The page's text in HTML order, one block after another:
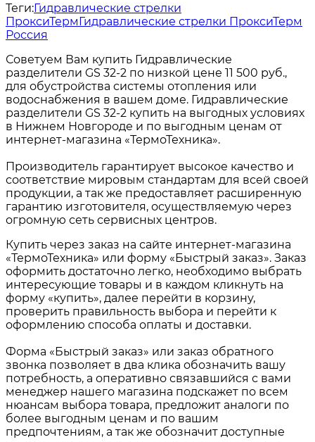
Теги:Гидравлические стрелки
ПроксиТермГидравлические стрелки ПроксиТерм
Россия
Советуем Вам купить Гидравлические
разделители GS 32-2 по низкой цене 11 500 руб.,
для обустройства системы отопления или
водоснабжения в вашем доме. Гидравлические
разделители GS 32-2 купить на выгодных условиях
в Нижнем Новгороде и по выгодным ценам от
интернет-магазина «ТермоТехника».
Производитель гарантирует высокое качество и
соответствие мировым стандартам для всей своей
продукции, а так же предоставляет расширенную
гарантию изготовителя, осуществляемую через
огромную сеть сервисных центров.
Купить через заказ на сайте интернет-магазина
«ТермоТехника» или форму «Быстрый заказ». Заказ
оформить достаточно легко, необходимо выбрать
интересующие товары и в каждом кликнуть на
форму «купить», далее перейти в корзину,
проверить правильность выбора и перейти к
оформлению способа оплаты и доставки.
Форма «Быстрый заказ» или заказ обратного
звонка позволяет в два клика обозначить вашу
потребность, а оперативно связавшийся с вами
менеджер нашего магазина подскажет по всем
нюансам выбора товара, предложит аналоги по
более выгодным ценам и по вашим
предпочтениям, а так же обозначит доступные